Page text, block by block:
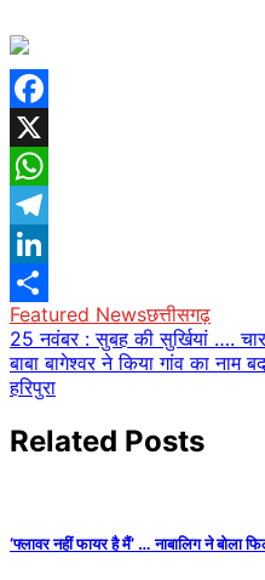
Facebook
X
WhatsApp
Telegram
LinkedIn
Share
Featured Newsछत्तीसगढ़
Post
navigation
25 नवंबर : सुबह की सुर्खियां ….
बाबा बागेश्वर ने किया गांव का नाम
हरिपुरा
Related Posts
‘फ्लावर नहीं फायर है मैं’ … नाबालिग ने बोला